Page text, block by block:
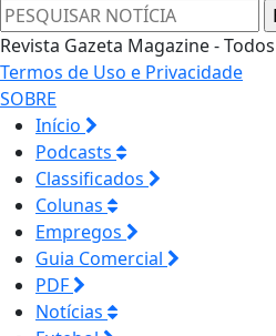
Revista Gazeta Magazine -
Termos de Uso e Privacidade
SOBRE
Início
Podcasts
Classificados
Colunas
Empregos
Guia Comercial
PDF
Notícias